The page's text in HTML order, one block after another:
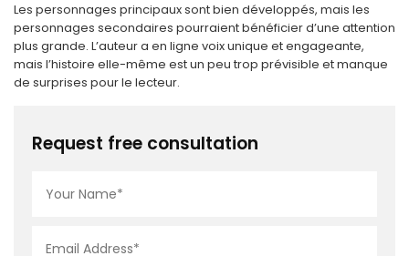
Les personnages principaux sont bien développés, mais les
personnages secondaires pourraient bénéficier d’une attention
plus grande. L’auteur a en ligne voix unique et engageante,
mais l’histoire elle-même est un peu trop prévisible et manque
de surprises pour le lecteur.
Request free consultation